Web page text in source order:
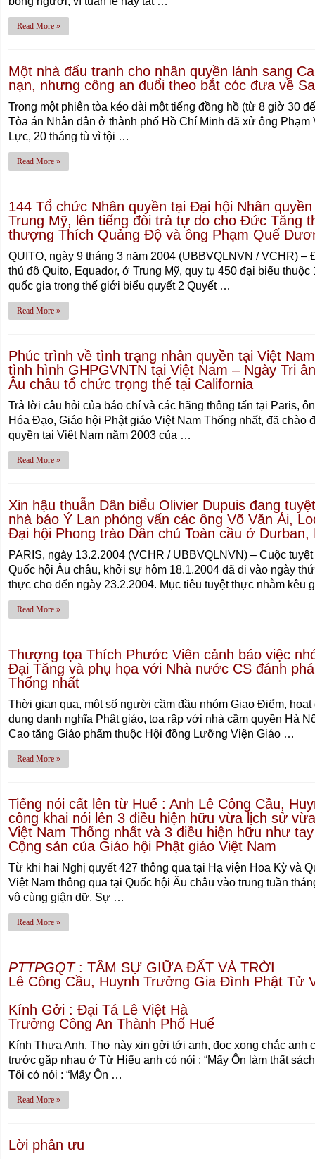
Read More »
Một nhà đấu tranh cho nhân quyền lánh sang
nạn, nhưng công an đuổi theo bắt cóc đưa về
Trong một phiên tòa kéo dài một tiếng đồng hồ (từ 8 giờ 30
Tòa án Nhân dân ở thành phố Hồ Chí Minh đã xử ông
Lực, 20 tháng tù vì tội …
Read More »
144 Tổ chức Nhân quyền tại Ðại hội Nhân
Trung Mỹ, lên tiếng đòi trả tự do cho Ðức Tăng
thượng Thích Quảng Ðộ và ông Phạm Quế
QUITO, ngày 9 tháng 3 năm 2004 (UBBVQLNVN / VCHR)
thủ đô Quito, Equador, ở Trung Mỹ, quy tụ 450 đại biểu
quốc gia trong thế giới biểu quyết 2 Quyết …
Read More »
Phúc trình về tình trạng nhân quyền tại Việt
tình hình GHPGVNTN tại Việt Nam – Ngày Tri
Âu châu tổ chức trọng thể tại California
Trả lời câu hỏi của báo chí và các hãng thông tấn tại Paris,
Hóa Ðạo, Giáo hội Phật giáo Việt Nam Thống nhất, đã chào
quyền tại Việt Nam năm 2003 của …
Read More »
Xin hậu thuẫn Dân biểu Olivier Dupuis đang
nhà báo Ỷ Lan phỏng vấn các ông Võ Văn Ái,
Ðại hội Phong trào Dân chủ Toàn cầu ở Durban,
PARIS, ngày 13.2.2004 (VCHR / UBBVQLNVN) – Cuộc
Quốc hội Âu châu, khởi sự hôm 18.1.2004 đã đi vào ngày
thực cho đến ngày 23.2.2004. Mục tiêu tuyệt thực nhằm kêu
Read More »
Thượng tọa Thích Phước Viên cảnh báo việc
Ðại Tăng và phụ họa với Nhà nước CS đánh
Thống nhất
Thời gian qua, một số người cầm đầu nhóm Giao Ðiểm,
dụng danh nghĩa Phật giáo, toa rập với nhà cầm quyền Hà
Cao tăng Giáo phẩm thuộc Hội đồng Lưỡng Viện Giáo …
Read More »
Tiếng nói cất lên từ Huế : Anh Lê Công Cầu,
công khai nói lên 3 điều hiện hữu vừa lịch sử
Việt Nam Thống nhất và 3 điều hiện hữu như
Cộng sản của Giáo hội Phật giáo Việt Nam
Từ khi hai Nghị quyết 427 thông qua tại Hạ viện Hoa Kỳ và
Việt Nam thông qua tại Quốc hội Âu châu vào trung tuần
vô cùng giận dữ. Sự …
Read More »
PTTPGQT: TÂM SỰ GIỮA ÐẤT VÀ TRỜI
Lê Công Cầu, Huynh Trưởng Gia Ðình Phật Tử
Kính Gởi : Ðại Tá Lê Việt Hà
Trưởng Công An Thành Phố Huế
Kính Thưa Anh. Thơ này xin gởi tới anh, đọc xong chắc anh
trước gặp nhau ở Từ Hiếu anh có nói : “Mấy Ôn làm thất
Tôi có nói : “Mấy Ôn …
Read More »
Lời phân ưu